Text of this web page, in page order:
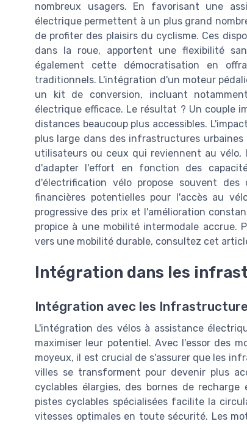
nombreux usagers. En favorisant une
électrique permettent à un plus grand
de profiter des plaisirs du cyclisme. Ces
dans la roue, apportent une flexibilité
également cette démocratisation en
traditionnels. L'intégration d'un moteur
un kit de conversion, incluant
électrique efficace. Le résultat ? Un couple
distances beaucoup plus accessibles.
plus large dans des infrastructures
utilisateurs ou ceux qui reviennent au
d'adapter l'effort en fonction des
d'électrification vélo propose souvent
financières potentielles pour l'accès au
progressive des prix et l'amélioration
propice à une mobilité intermodale
vers une mobilité durable, consultez cet
Intégration dans les
Intégration avec les
L'intégration des vélos à assistance
maximiser leur potentiel. Avec l'essor des
moyeux, il est crucial de s'assurer que les
villes se transforment pour devenir plus
cyclables élargies, des bornes de
pistes cyclables spécialisées facilite la
vitesses optimales en toute sécurité. Les